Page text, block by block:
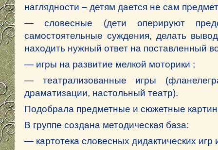
наглядности – детям дается не сам
— словесные (дети оперируют
самостоятельные суждения, делать
находить нужный ответ на поставленный
— игры на развитие мелкой моторики ;
— театрализованные игры
драматизации, настольный театр).
Подобрала предметные и сюжетные
В группе создана методическая база:
— картотека словесных дидактических игр